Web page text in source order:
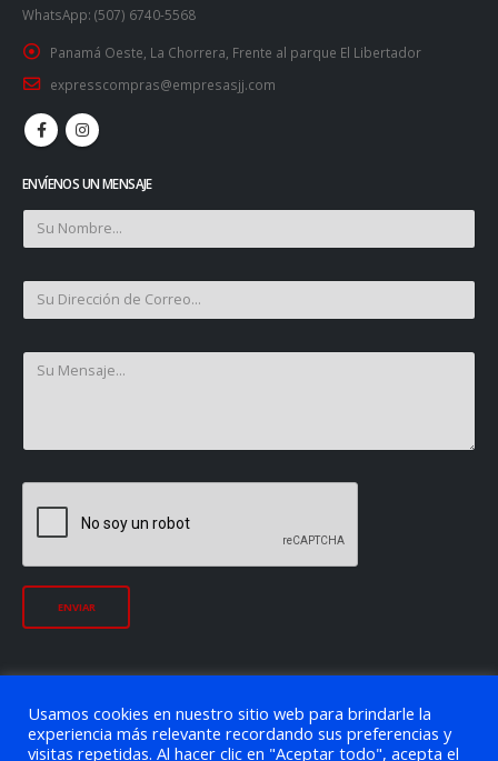
WhatsApp: (507) 6740-5568
Panamá Oeste, La Chorrera, Frente al parque El Libertador
expresscompras@empresasjj.com
ENVÍENOS UN MENSAJE
© copyright JJ Express 2021. Todos los Derechos Reservados.
Usamos cookies en nuestro sitio web para brindarle la
experiencia más relevante recordando sus preferencias y
visitas repetidas. Al hacer clic en "Aceptar todo", acepta el